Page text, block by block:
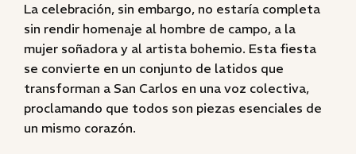
La celebración, sin embargo, no estaría completa
sin rendir homenaje al hombre de campo, a la
mujer soñadora y al artista bohemio. Esta fiesta
se convierte en un conjunto de latidos que
transforman a San Carlos en una voz colectiva,
proclamando que todos son piezas esenciales de
un mismo corazón.